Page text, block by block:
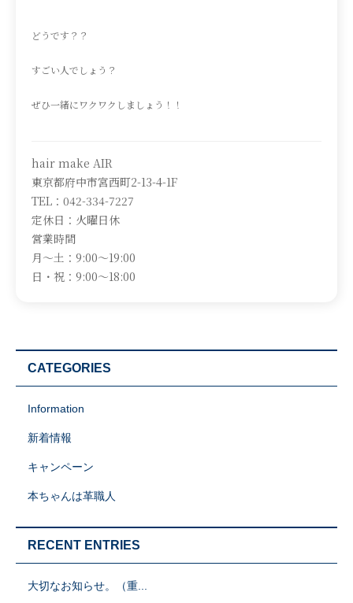
どうです？？
すごい人でしょう？
ぜひ一緒にワクワクしましょう！！
hair make AIR
東京都府中市宮西町2-13-4-1F
TEL：042-334-7227
定休日：火曜日休
営業時間
月～土：9:00～19:00
日・祝：9:00～18:00
CATEGORIES
Information
新着情報
キャンペーン
本ちゃんは革職人
RECENT ENTRIES
大切なお知らせ。（重...